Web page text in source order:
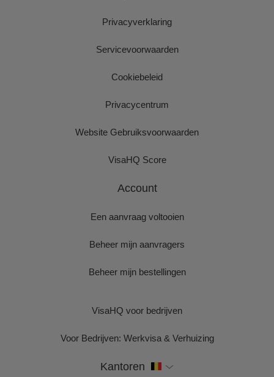
Privacyverklaring
Servicevoorwaarden
Cookiebeleid
Privacycentrum
Website Gebruiksvoorwaarden
VisaHQ Score
Account
Een aanvraag voltooien
Beheer mijn aanvragers
Beheer mijn bestellingen
VisaHQ voor bedrijven
Voor Bedrijven: Werkvisa & Verhuizing
Kantoren